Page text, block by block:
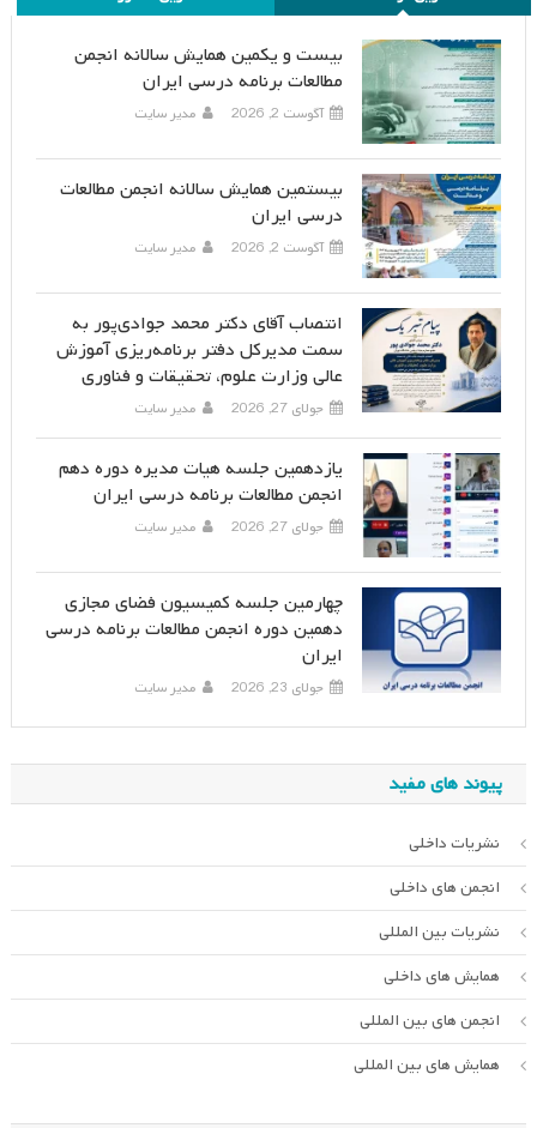
بیست و یکمین همایش سالانه انجمن
مطالعات برنامه درسی ایران
آگوست 2, 2026 مدیر سایت
بیستمین همایش سالانه انجمن مطالعات
درسی ایران
آگوست 2, 2026 مدیر سایت
انتصاب آقای دکتر محمد جوادی‌پور به
سمت مدیرکل دفتر برنامه‌ریزی آموزش
عالی وزارت علوم، تحقیقات و فناوری
جولای 27, 2026 مدیر سایت
یازدهمین جلسه هیات مدیره دوره دهم
انجمن مطالعات برنامه درسی ایران
جولای 27, 2026 مدیر سایت
چهارمین جلسه کمیسیون فضای مجازی
دهمین دوره انجمن مطالعات برنامه درسی
ایران
جولای 23, 2026 مدیر سایت
پیوند های مفید
نشریات داخلی
انجمن های داخلی
نشریات بین المللی
همایش های داخلی
انجمن های بین المللی
همایش های بین المللی